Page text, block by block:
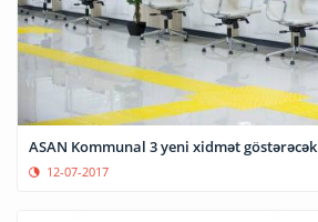
ASAN Kommunal 3 yeni xidmət göstərəcək
12-07-2017